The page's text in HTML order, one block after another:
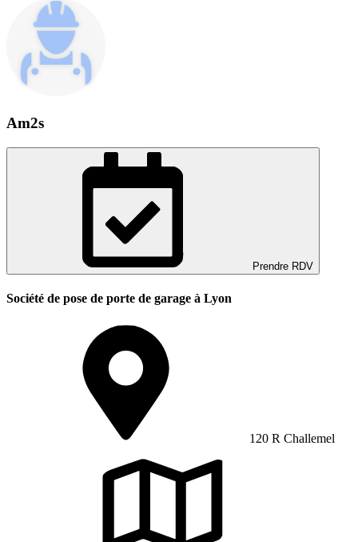
Am2s
Prendre RDV
Société de pose de porte de garage à Lyon
120 R Challemel